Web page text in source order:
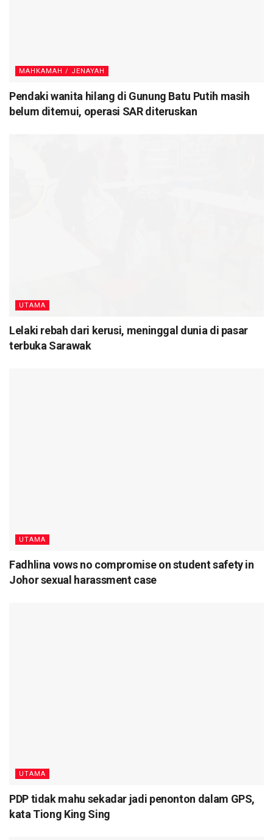
MAHKAMAH / JENAYAH
Pendaki wanita hilang di Gunung Batu Putih masih
belum ditemui, operasi SAR diteruskan
UTAMA
Lelaki rebah dari kerusi, meninggal dunia di pasar
terbuka Sarawak
UTAMA
Fadhlina vows no compromise on student safety in
Johor sexual harassment case
UTAMA
PDP tidak mahu sekadar jadi penonton dalam GPS,
kata Tiong King Sing